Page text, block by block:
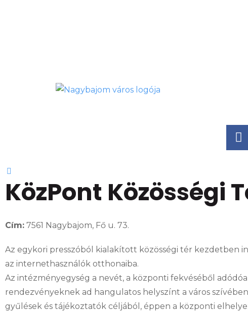
KözPont Közösségi
Cím: 7561 Nagybajom, Fő u. 73.
Az egykori presszóból kialakított közösségi tér kezdetben
az internethasználók otthonaiba.
Az intézményegység a nevét, a központi fekvéséből
rendezvényeknek ad hangulatos helyszínt a város
gyűlések és tájékoztatók céljából, éppen a központi